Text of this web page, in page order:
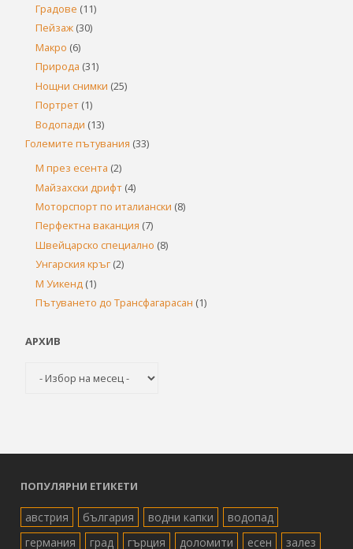
Градове (11)
Пейзаж (30)
Макро (6)
Природа (31)
Нощни снимки (25)
Портрет (1)
Водопади (13)
Големите пътувания (33)
М през есента (2)
Майзахски дрифт (4)
Моторспорт по италиански (8)
Перфектна ваканция (7)
Швейцарско специално (8)
Унгарския кръг (2)
М Уикенд (1)
Пътуването до Трансфагарасан (1)
АРХИВ
ПОПУЛЯРНИ ЕТИКЕТИ
австрия българия водни капки
водопад
германия
град гърция доломити есен
залез